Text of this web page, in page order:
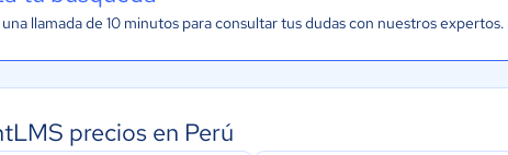
llamada de 10 minutos para consultar tus dudas con nuestros expertos.
precios en Perú